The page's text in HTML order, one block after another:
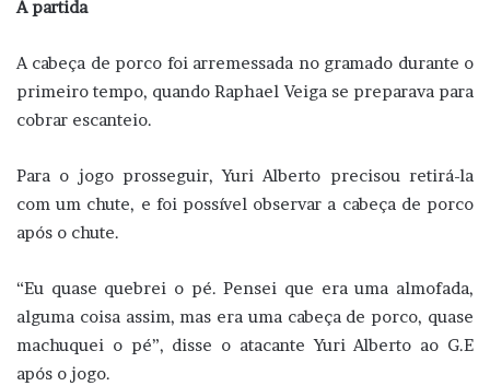
A partida
A cabeça de porco foi arremessada no gramado durante o
primeiro tempo, quando Raphael Veiga se preparava para
cobrar escanteio.
Para o jogo prosseguir, Yuri Alberto precisou retirá-la
com um chute, e foi possível observar a cabeça de porco
após o chute.
“Eu quase quebrei o pé. Pensei que era uma almofada,
alguma coisa assim, mas era uma cabeça de porco, quase
machuquei o pé”, disse o atacante Yuri Alberto ao G.E
após o jogo.